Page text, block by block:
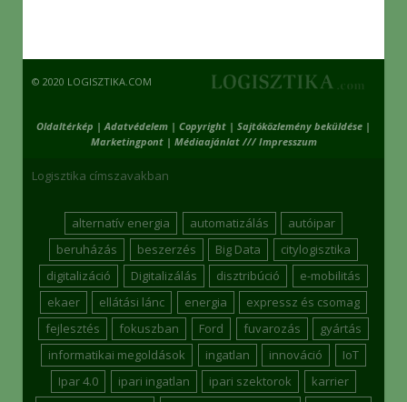
© 2020 LOGISZTIKA.COM
Oldaltérkép | Adatvédelem | Copyright | Sajtóközlemény beküldése |
Marketingpont| Médiaajánlat /// Impresszum
Logisztika címszavakban
alternatív energia automatizálás
autóipar
beruházás
beszerzés Big Data
citylogisztika
digitalizáció
Digitalizálás disztribúció
e-mobilitás
ekaer
ellátási lánc energia
expressz és csomag
fejlesztés
fokuszban Ford fuvarozás
gyártás
informatikai megoldások
ingatlan innováció
IoT
Ipar 4.0
ipari ingatlan ipari szektorok
karrier